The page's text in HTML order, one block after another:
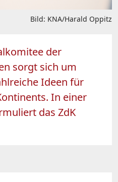
Bild: KNA/Harald Oppitz
der
sorgt sich um
Ideen für
In einer
das ZdK